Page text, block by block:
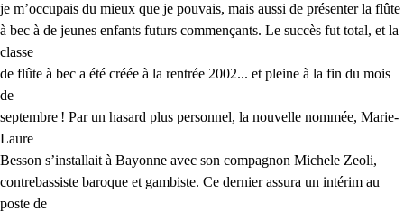
je m’occupais du mieux que je pouvais, mais aussi de présenter la flûte
à bec à de jeunes enfants futurs commençants. Le succès fut total, et la
classe
de flûte à bec a été créée à la rentrée 2002... et pleine à la fin du mois
de
septembre ! Par un hasard plus personnel, la nouvelle nommée, Marie-
Laure
Besson s’installait à Bayonne avec son compagnon Michele Zeoli,
contrebassiste baroque et gambiste. Ce dernier assura un intérim au
poste de